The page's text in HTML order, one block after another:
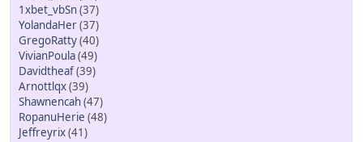
1xbet_vbSn(37)
YolandaHer(37)
GregoRatty(40)
VivianPoula(49)
Davidtheaf(39)
Arnottlqx(39)
Shawnencah(47)
RopanuHerie (48)
Jeffreyrix(41)